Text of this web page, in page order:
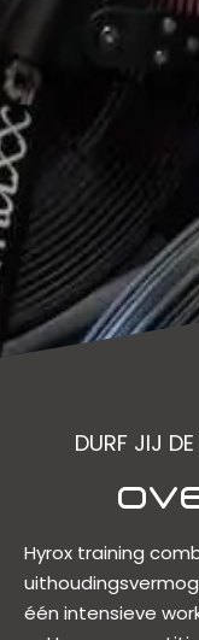
DURF JIJ
Hyrox training
één intensieve